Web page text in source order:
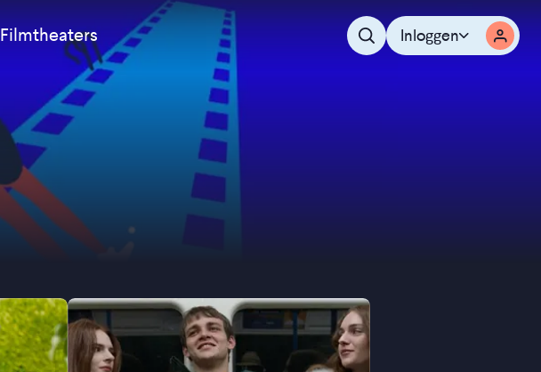
Filmtheaters Inloggen